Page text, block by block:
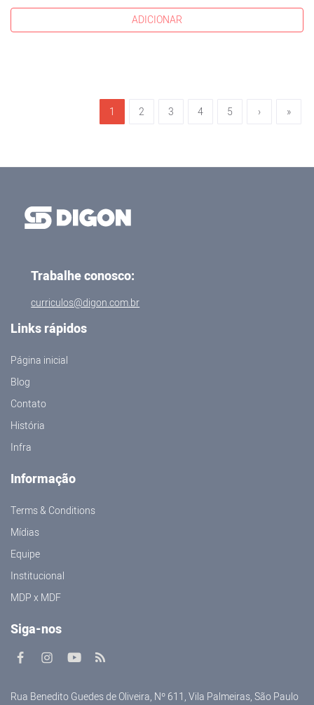
ADICIONAR
1 2 3 4 5 › »
Trabalhe conosco:
curriculos@digon.com.br
Links rápidos
Página inicial
Blog
Contato
História
Infra
Informação
Terms & Conditions
Mídias
Equipe
Institucional
MDP x MDF
Siga-nos
Rua Benedito Guedes de Oliveira, Nº 611, Vila Palmeiras, São Paulo